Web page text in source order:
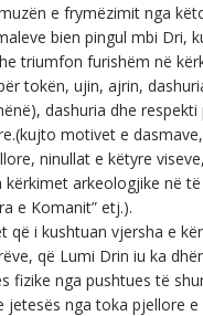
e frymëzimit nga
bien pingul mbi Dri,
triumfon furishëm në
tokën, ujin, ajrin,
dashuria dhe respekti
motivet e
ninullat e këtyre
arkeologjike në të
e Komanit” etj.).
që i kushtuan vjersha e
që Lumi Drin iu ka
fizike nga pushtues të
jetesës nga toka pjellore